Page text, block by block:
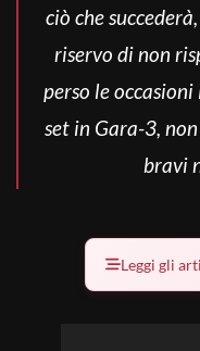
ciò che
riservo di non
perso le
set in Gara-3,
bravi
Leggi gli